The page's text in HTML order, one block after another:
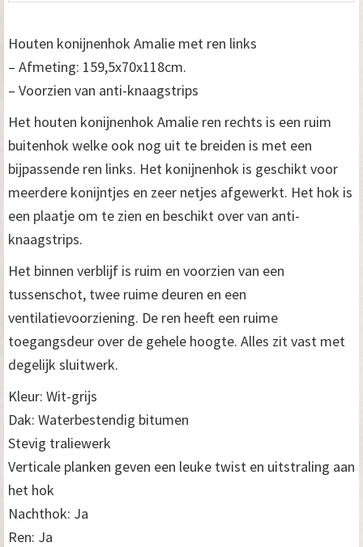
Houten konijnenhok Amalie met ren links
– Afmeting: 159,5x70x118cm.
– Voorzien van anti-knaagstrips
Het houten konijnenhok Amalie ren rechts is een ruim
buitenhok welke ook nog uit te breiden is met een
bijpassende ren links. Het konijnenhok is geschikt voor
meerdere konijntjes en zeer netjes afgewerkt. Het hok is
een plaatje om te zien en beschikt over van anti-
knaagstrips.
Het binnen verblijf is ruim en voorzien van een
tussenschot, twee ruime deuren en een
ventilatievoorziening. De ren heeft een ruime
toegangsdeur over de gehele hoogte. Alles zit vast met
degelijk sluitwerk.
Kleur: Wit-grijs
Dak: Waterbestendig bitumen
Stevig traliewerk
Verticale planken geven een leuke twist en uitstraling aan
het hok
Nachthok: Ja
Ren: Ja